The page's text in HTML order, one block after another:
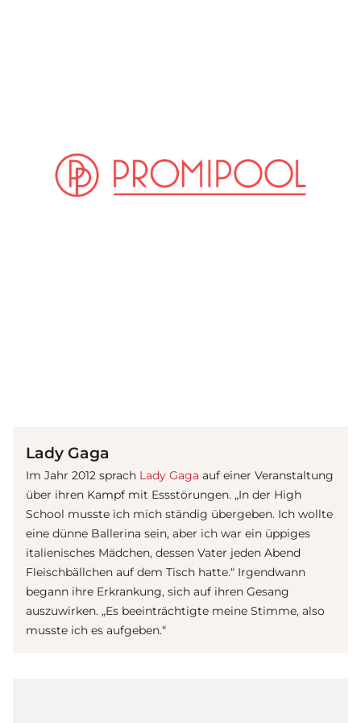
Lady Gaga
Im Jahr 2012 sprach Lady Gaga auf einer Veranstaltung
über ihren Kampf mit Essstörungen. „In der High
School musste ich mich ständig übergeben. Ich wollte
eine dünne Ballerina sein, aber ich war ein üppiges
italienisches Mädchen, dessen Vater jeden Abend
Fleischbällchen auf dem Tisch hatte.“ Irgendwann
begann ihre Erkrankung, sich auf ihren Gesang
auszuwirken. „Es beeinträchtigte meine Stimme, also
musste ich es aufgeben.“